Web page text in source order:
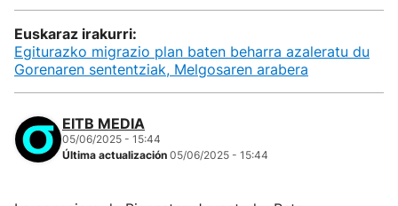
Euskaraz irakurri:
Egiturazko migrazio plan baten beharra azaleratu du
Gorenaren sententziak, Melgosaren arabera
EITB MEDIA
05/06/2025 - 15:44
Última actualización 05/06/2025 - 15:44